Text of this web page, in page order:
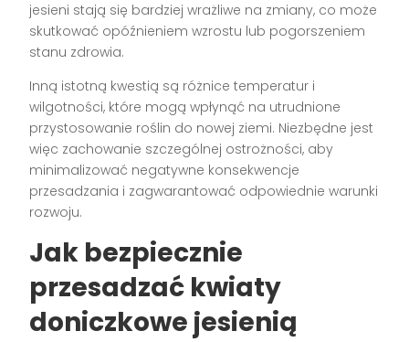
jesieni stają się bardziej wrażliwe na zmiany, co może
skutkować opóźnieniem wzrostu lub pogorszeniem
stanu zdrowia.
Inną istotną kwestią są różnice temperatur i
wilgotności, które mogą wpłynąć na utrudnione
przystosowanie roślin do nowej ziemi. Niezbędne jest
więc zachowanie szczególnej ostrożności, aby
minimalizować negatywne konsekwencje
przesadzania i zagwarantować odpowiednie warunki
rozwoju.
Jak bezpiecznie
przesadzać kwiaty
doniczkowe jesienią